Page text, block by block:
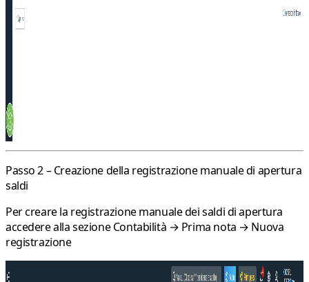
Passo 2 – Creazione della registrazione manuale di apertura
saldi
Per creare la registrazione manuale dei saldi di apertura
accedere alla sezioneContabilità → Prima nota → Nuova
registrazione